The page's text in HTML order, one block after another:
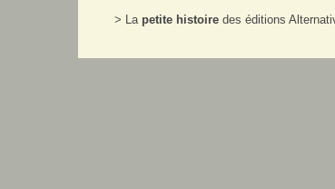
> La petite histoire des éditions